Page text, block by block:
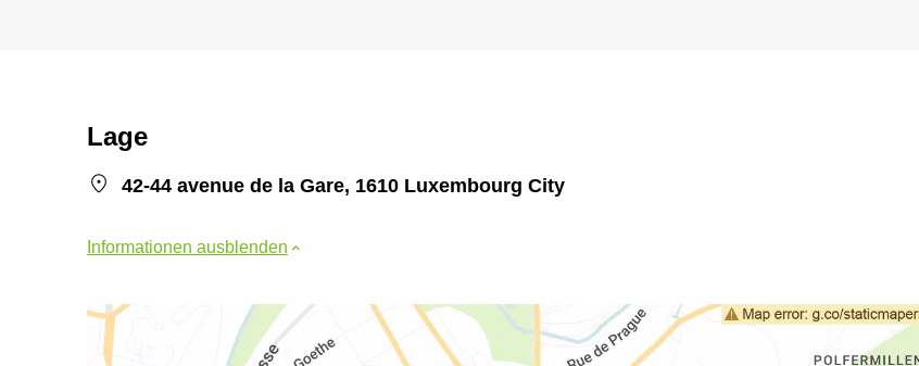
Lage
42-44 avenue de la Gare, 1610 Luxembourg City
Informationen ausblenden